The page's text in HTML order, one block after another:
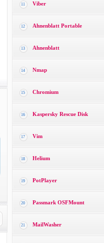
11 Viber
12 Ahnenblatt Portable
13 Ahnenblatt
14 Nmap
15 Chromium
16 Kaspersky Rescue Disk
17 Vim
18 Helium
19 PotPlayer
20 Passmark OSFMount
21 MailWasher